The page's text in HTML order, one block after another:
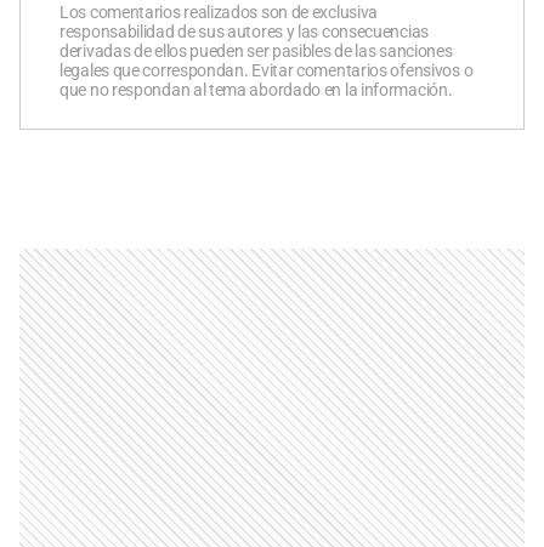
Los comentarios realizados son de exclusiva
responsabilidad de sus autores y las consecuencias
derivadas de ellos pueden ser pasibles de las sanciones
legales que correspondan. Evitar comentarios ofensivos o
que no respondan al tema abordado en la información.